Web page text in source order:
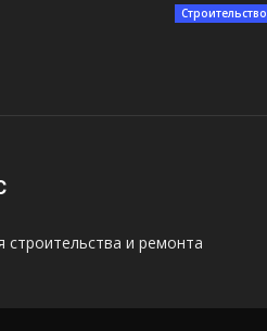
Строительство
строительства и ремонта